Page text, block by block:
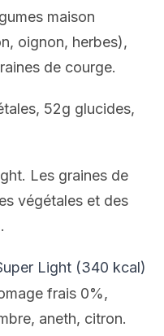
maison
oignon, herbes),
de courge.
52g glucides,
Les graines de
végétales et des
Light (340 kcal)
frais 0%,
aneth, citron.